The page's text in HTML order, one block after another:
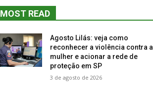
MOST READ
Agosto Lilás: veja como
reconhecer a violência contra a
mulher e acionar a rede de
proteção em SP
3 de agosto de 2026